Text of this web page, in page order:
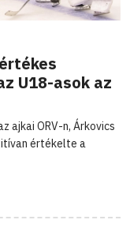
U18-asok az
ajkai ORV-n, Árkovics
értékelte a